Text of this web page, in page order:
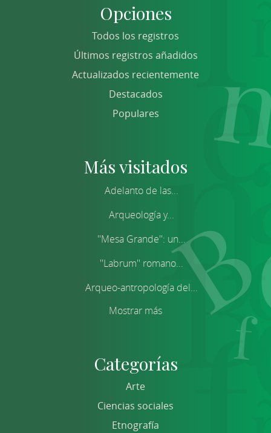
Opciones
Todos los registros
Últimos registros añadidos
Actualizados recientemente
Destacados
Populares
Más visitados
Adelanto de las...
Arqueología y...
''Mesa Grande'': un...
''Labrum'' romano...
Arqueo-antropología del...
Mostrar más
Categorías
Arte
Ciencias sociales
Etnografía